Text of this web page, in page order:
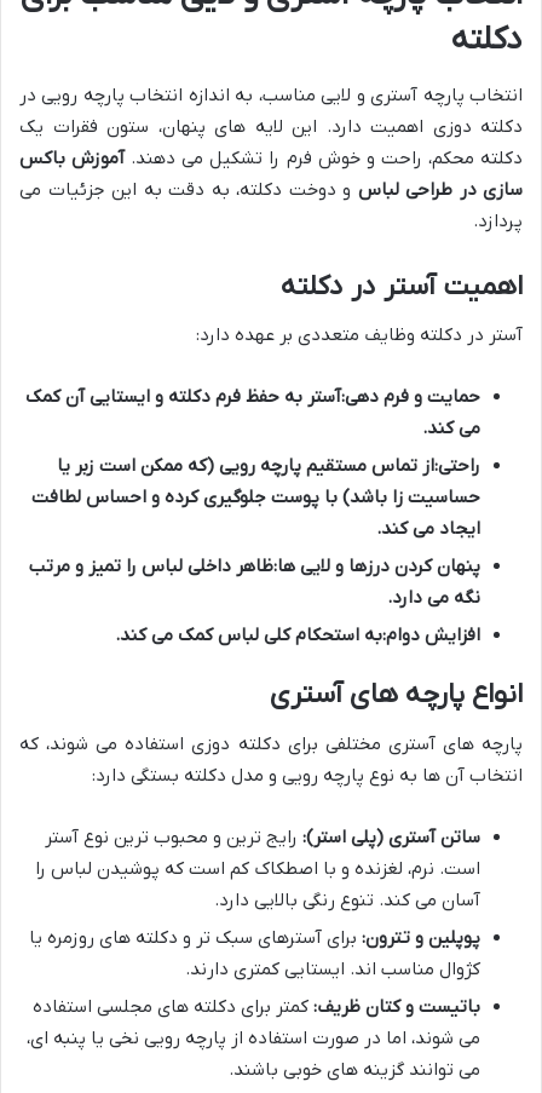
دکلته
انتخاب پارچه آستری و لایی مناسب، به اندازه انتخاب پارچه رویی در
دکلته دوزی اهمیت دارد. این لایه های پنهان، ستون فقرات یک
دکلته محکم، راحت و خوش فرم را تشکیل می دهند.آموزش باکس
سازی در طراحی لباس و دوخت دکلته، به دقت به این جزئیات می
پردازد.
اهمیت آستر در دکلته
آستر در دکلته وظایف متعددی بر عهده دارد:
حمایت و فرم دهی:آستر به حفظ فرم دکلته و ایستایی آن کمک
می کند.
راحتی:از تماس مستقیم پارچه رویی (که ممکن است زبر یا
حساسیت زا باشد) با پوست جلوگیری کرده و احساس لطافت
ایجاد می کند.
پنهان کردن درزها و لایی ها:ظاهر داخلی لباس را تمیز و مرتب
نگه می دارد.
افزایش دوام:به استحکام کلی لباس کمک می کند.
انواع پارچه های آستری
پارچه های آستری مختلفی برای دکلته دوزی استفاده می شوند، که
انتخاب آن ها به نوع پارچه رویی و مدل دکلته بستگی دارد:
ساتن آستری (پلی استر): رایج ترین و محبوب ترین نوع آستر
است. نرم، لغزنده و با اصطکاک کم است که پوشیدن لباس را
آسان می کند. تنوع رنگی بالایی دارد.
پوپلین و تترون: برای آسترهای سبک تر و دکلته های روزمره یا
کژوال مناسب اند. ایستایی کمتری دارند.
باتيست و کتان ظریف: کمتر برای دکلته های مجلسی استفاده
می شوند، اما در صورت استفاده از پارچه رویی نخی یا پنبه ای،
می توانند گزینه های خوبی باشند.